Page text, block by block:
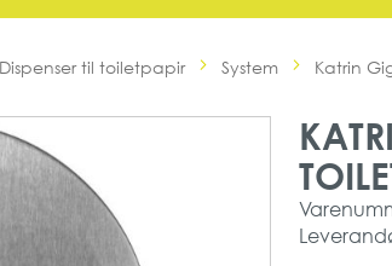
Dispenser til toiletpapir System Katrin